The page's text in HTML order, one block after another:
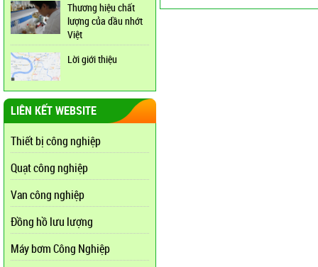
Thương hiệu chất
lượng của dầu nhớt
Việt
Lời giới thiệu
LIÊN KẾT WEBSITE
Thiết bị công nghiệp
Quạt công nghiệp
Van công nghiệp
Đồng hồ lưu lượng
Máy bơm Công Nghiệp